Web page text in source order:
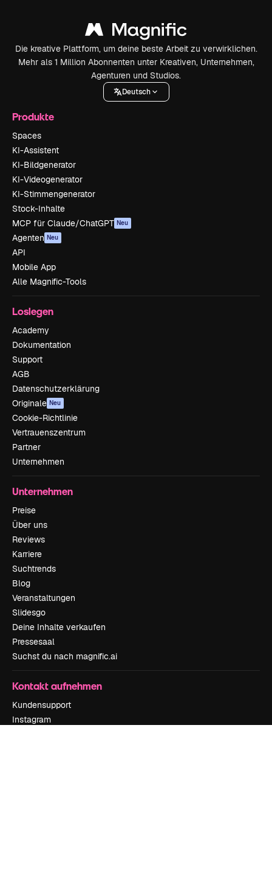
Die kreative Plattform, um deine beste Arbeit zu verwirklichen.
Mehr als 1 Million Abonnenten unter Kreativen, Unternehmen,
Agenturen und Studios.
Deutsch
Produkte
Spaces
KI-Assistent
KI-Bildgenerator
KI-Videogenerator
KI-Stimmengenerator
Stock-Inhalte
MCP für Claude/ChatGPT Neu
Agenten Neu
API
Mobile App
Alle Magnific-Tools
Loslegen
Academy
Dokumentation
Support
AGB
Datenschutzerklärung
Originale Neu
Cookie-Richtlinie
Vertrauenszentrum
Partner
Unternehmen
Unternehmen
Preise
Über uns
Reviews
Karriere
Suchtrends
Blog
Veranstaltungen
Slidesgo
Deine Inhalte verkaufen
Pressesaal
Suchst du nach magnific.ai
Kontakt aufnehmen
Kundensupport
Instagram